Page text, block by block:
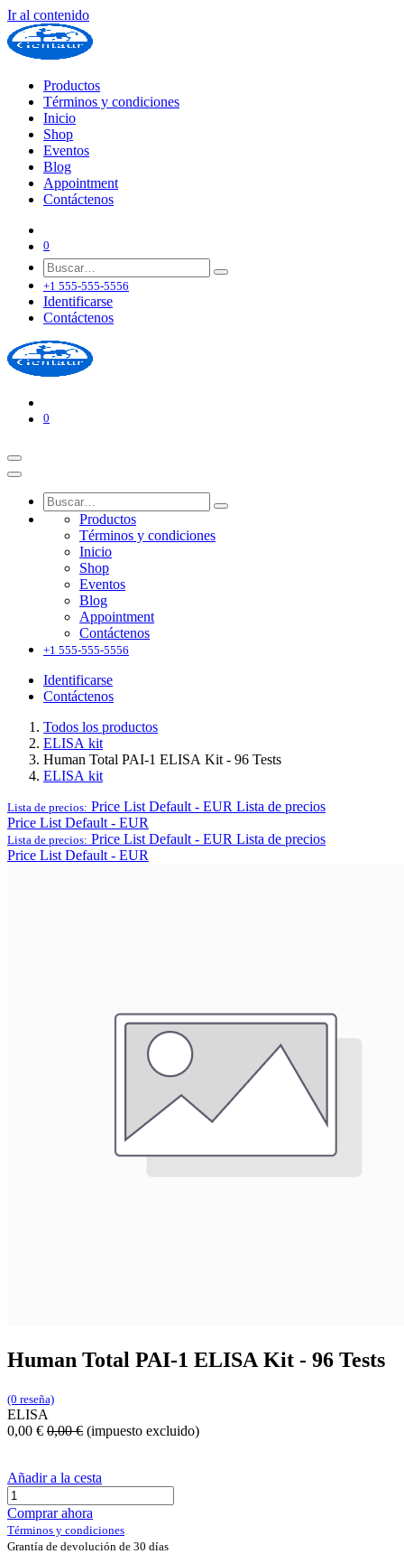
Ir al contenido
Productos
Términos y condiciones
Inicio
Shop
Eventos
Blog
Appointment
Contáctenos
0
+1 555-555-5556
Identificarse
Contáctenos
0
Productos
Términos y condiciones
Inicio
Shop
Eventos
Blog
Appointment
Contáctenos
+1 555-555-5556
Identificarse
Contáctenos
Todos los productos
ELISA kit
Human Total PAI-1 ELISA Kit - 96 Tests
ELISA kit
Lista de precios: Price List Default - EUR Lista de precios
Price List Default - EUR
Lista de precios: Price List Default - EUR Lista de precios
Price List Default - EUR
Human Total PAI-1 ELISA Kit - 96 Tests
(0 reseña)
ELISA
0,00 € 0,00€ (impuesto excluido)
Añadir a la cesta
Comprar ahora
Términos y condiciones
Grantía de devolución de 30 días